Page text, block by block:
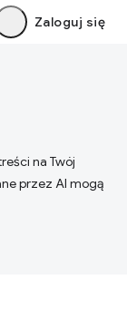
Zaloguj się
na Twój
przez AI mogą